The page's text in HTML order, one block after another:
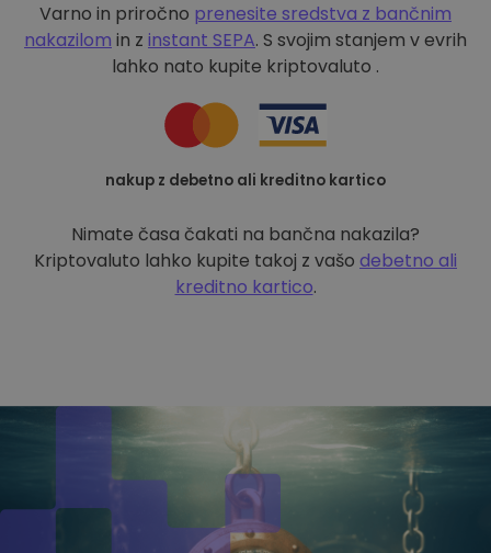
Varno in priročno prenesite sredstva z bančnim
nakazilom in z instant SEPA. S svojim stanjem v evrih
lahko nato kupite kriptovaluto .
nakup z debetno ali kreditno kartico
Nimate časa čakati na bančna nakazila?
Kriptovaluto lahko kupite takoj z vašo debetno ali
kreditno kartico.